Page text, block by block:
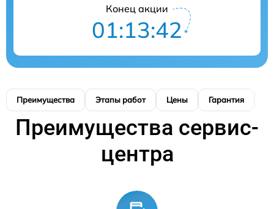
Конец акции
01:13:41
Преимущества Этапы работ Цены Гарантия
Преимущества сервис-
центра